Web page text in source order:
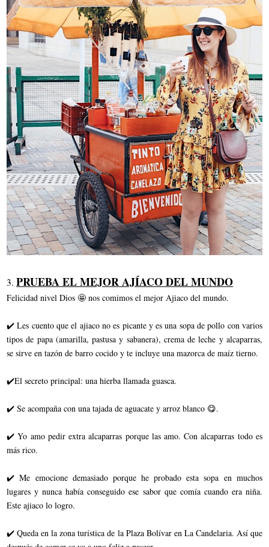
3.PRUEBA EL MEJOR AJÍACO DEL MUNDO
Felicidad nivel Dios 🤩 nos comimos el mejor Ajiaco del mundo.
✔️ Les cuento que el ajiaco no es picante y es una sopa de pollo con varios
tipos de papa (amarilla, pastusa y sabanera), crema de leche y alcaparras,
se sirve en tazón de barro cocido y te incluye una mazorca de maíz tierno.
✔️El secreto principal: una hierba llamada guasca.
✔️ Se acompaña con una tajada de aguacate y arroz blanco 😋.
✔️ Yo amo pedir extra alcaparras porque las amo. Con alcaparras todo es
más rico.
✔️ Me emocione demasiado porque he probado esta sopa en muchos
lugares y nunca había conseguido ese sabor que comía cuando era niña.
Este ajiaco lo logro.
✔️ Queda en la zona turística de la Plaza Bolívar en La Candelaria. Así que